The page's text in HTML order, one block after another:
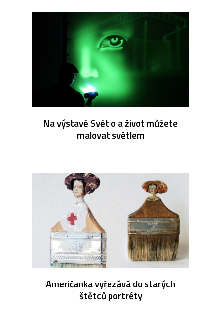
Na výstavě Světlo a život můžete
malovat světlem
Američanka vyřezává do starých
štětců portréty